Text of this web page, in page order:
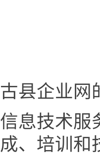
古县企业网
信息技术服
成、培训和